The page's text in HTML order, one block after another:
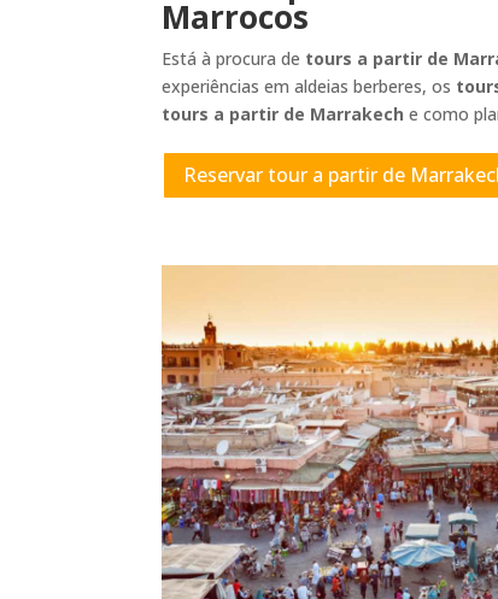
Marrocos
Está à procura de tours a partir de
experiências em aldeias berberes, os
tours a partir de Marrakech e como
Reservar tour a partir de